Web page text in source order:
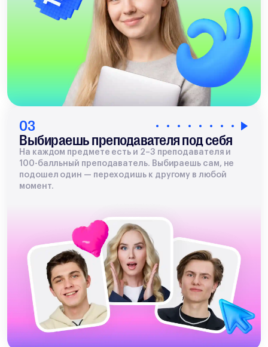
03
Выбираешь преподавателя под себя
На каждом предмете есть и 2–3 преподавателя и
100-балльный преподаватель. Выбираешь сам, не
подошел один — переходишь к другому в любой
момент.